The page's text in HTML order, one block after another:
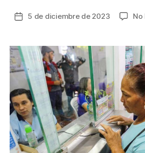
Fecha
entrada
5 de diciembre de 2023 No